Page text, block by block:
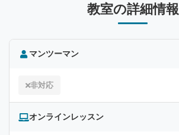
教室の詳細情報
マンツーマン
非対応
オンラインレッスン